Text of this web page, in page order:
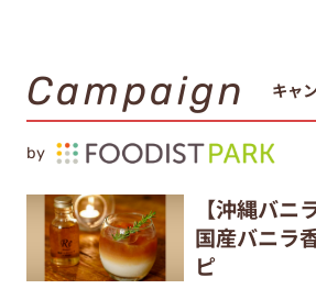
Campaign キャ
by
【沖縄バニ
国産バニラ
ピ